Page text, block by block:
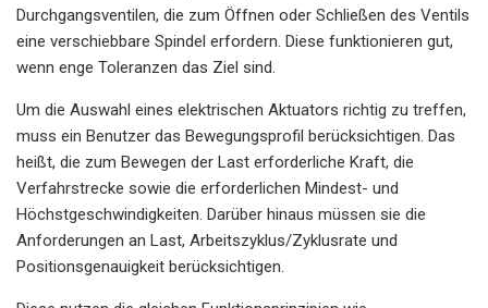
Durchgangsventilen, die zum Öffnen oder Schließen des Ventils
eine verschiebbare Spindel erfordern. Diese funktionieren gut,
wenn enge Toleranzen das Ziel sind.
Um die Auswahl eines elektrischen Aktuators richtig zu treffen,
muss ein Benutzer das Bewegungsprofil berücksichtigen. Das
heißt, die zum Bewegen der Last erforderliche Kraft, die
Verfahrstrecke sowie die erforderlichen Mindest- und
Höchstgeschwindigkeiten. Darüber hinaus müssen sie die
Anforderungen an Last, Arbeitszyklus/Zyklusrate und
Positionsgenauigkeit berücksichtigen.